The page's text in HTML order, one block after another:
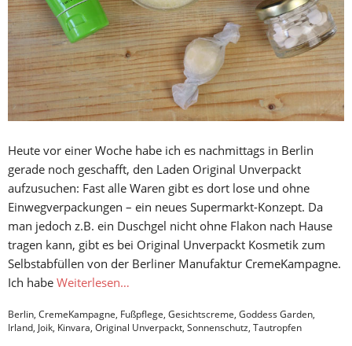
Heute vor einer Woche habe ich es nachmittags in Berlin
gerade noch geschafft, den Laden Original Unverpackt
aufzusuchen: Fast alle Waren gibt es dort lose und ohne
Einwegverpackungen – ein neues Supermarkt-Konzept. Da
man jedoch z.B. ein Duschgel nicht ohne Flakon nach Hause
tragen kann, gibt es bei Original Unverpackt Kosmetik zum
Selbstabfüllen von der Berliner Manufaktur CremeKampagne.
Ich habe Weiterlesen…
Berlin, CremeKampagne, Fußpflege, Gesichtscreme, Goddess Garden,
Irland, Joik, Kinvara, Original Unverpackt, Sonnenschutz, Tautropfen